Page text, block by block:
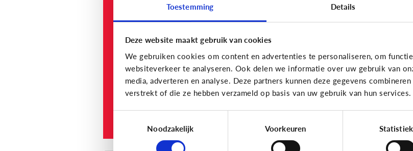
Toestemming Details
Deze website maakt gebruik van cookies
We gebruiken cookies om content en advertenties te personaliseren, om
websiteverkeer te analyseren. Ook delen we informatie over uw gebruik van
media, adverteren en analyse. Deze partners kunnen deze gegevens
verstrekt of die ze hebben verzameld op basis van uw gebruik van hun services.
Noodzakelijk
Voorkeuren
Mijn kind is
slechthorend of doof.
Welke apps of
toepassingen kunnen
helpen?
Mijn kind is
slechtziend of blind.
toepassingen kunnen
helpen?